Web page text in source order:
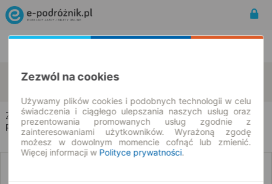
Zduny Kostrzewice
Zduny → Kostrzewice
Rozkład jazdy i bilety
Zezwól na cookies
Używamy plików cookies i podobnych technologii w celu
świadczenia i ciągłego ulepszania naszych usług oraz
prezentowania promowanych usług zgodnie z
zainteresowaniami użytkowników. Wyrażoną zgodę
możesz w dowolnym momencie cofnąć lub zmienić.
Więcej informacji w Polityce prywatności.